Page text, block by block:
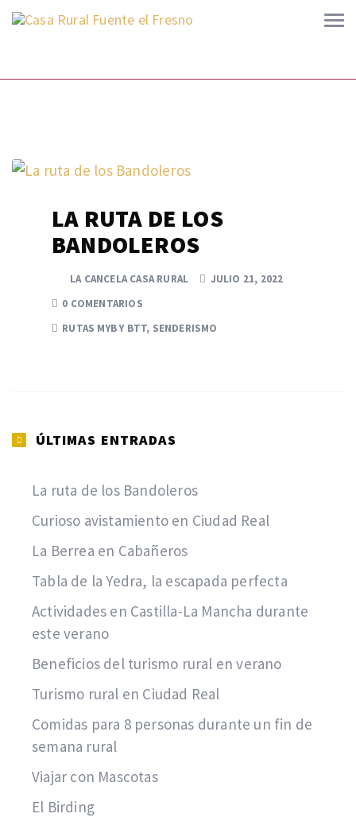
LA RUTA DE LOS
BANDOLEROS
LA CANCELA CASA RURAL
JULIO 21, 2022
0 COMENTARIOS
RUTAS MYB Y BTT, SENDERISMO
ÚLTIMAS ENTRADAS
La ruta de los Bandoleros
Curioso avistamiento en Ciudad Real
La Berrea en Cabañeros
Tabla de la Yedra, la escapada perfecta
Actividades en Castilla-La Mancha durante
este verano
Beneficios del turismo rural en verano
Turismo rural en Ciudad Real
Comidas para 8 personas durante un fin de
semana rural
Viajar con Mascotas
El Birding